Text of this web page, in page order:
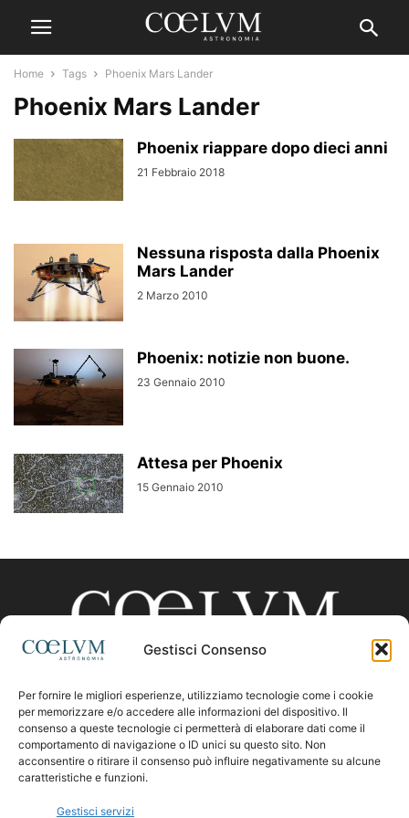
Gestisci Consenso
Per fornire le migliori esperienze, utilizziamo tecnologie come i cookie
per memorizzare e/o accedere alle informazioni del dispositivo. Il
consenso a queste tecnologie ci permetterà di elaborare dati come il
comportamento di navigazione o ID unici su questo sito. Non
acconsentire o ritirare il consenso può influire negativamente su alcune
caratteristiche e funzioni.
Gestisci servizi
Home Tags Phoenix Mars Lander
Phoenix Mars Lander
Phoenix riappare dopo dieci anni
21 Febbraio 2018
Nessuna risposta dalla Phoenix
Mars Lander
2 Marzo 2010
Phoenix: notizie non buone.
23 Gennaio 2010
Attesa per Phoenix
15 Gennaio 2010
CHI SIAMO
Contattaci:coelumastro@coelum.com